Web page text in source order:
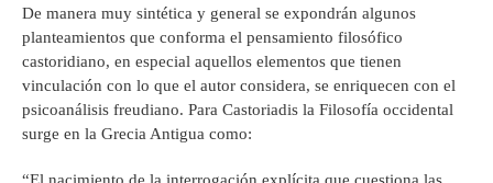
De manera muy sintética y general se expondrán algunos
planteamientos que conforma el pensamiento filosófico
castoridiano, en especial aquellos elementos que tienen
vinculación con lo que el autor considera, se enriquecen con el
psicoanálisis freudiano. Para Castoriadis la Filosofía occidental
surge en la Grecia Antigua como: